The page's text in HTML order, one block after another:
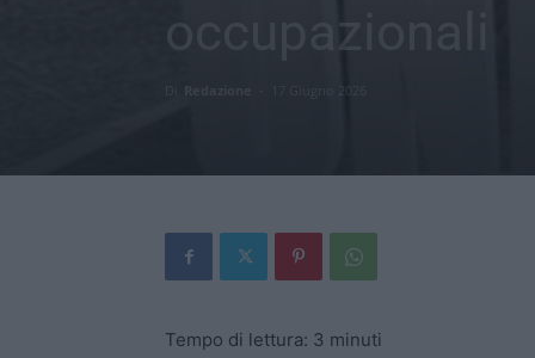
occupazionali
Tempo di lettura: 3 minuti